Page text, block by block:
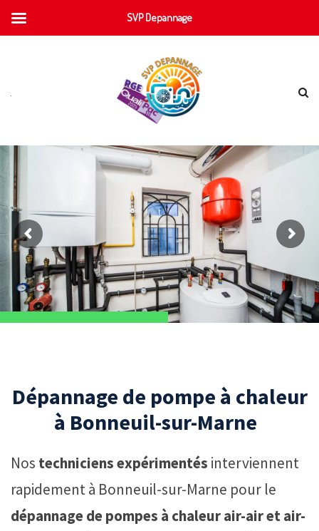
Dépannage de pompe à chaleur
à Bonneuil-sur-Marne
Nos techniciens expérimentés interviennent
rapidement à Bonneuil-sur-Marne pour le
dépannage de pompes à chaleur air-air et air-
SVP Depannage